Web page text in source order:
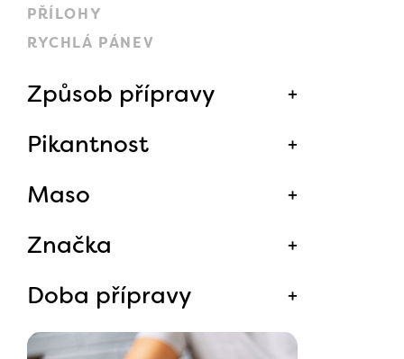
PŘÍLOHY
RYCHLÁ PÁNEV
Způsob přípravy
Pikantnost
Maso
Značka
Doba přípravy